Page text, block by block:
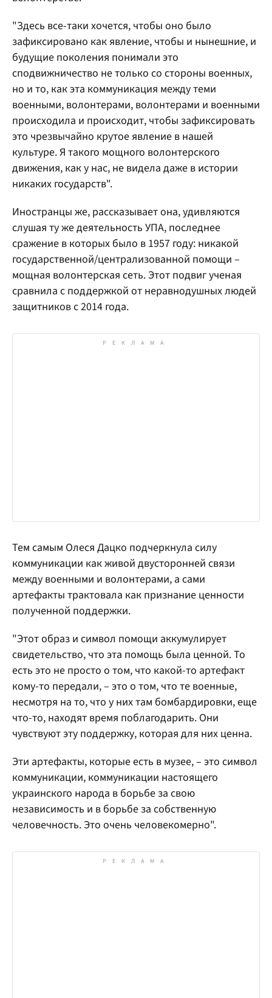
"Здесь все-таки хочется, чтобы оно было
зафиксировано как явление, чтобы и нынешние, и
будущие поколения понимали это
сподвижничество не только со стороны военных,
но и то, как эта коммуникация между теми
военными, волонтерами, волонтерами и военными
происходила и происходит, чтобы зафиксировать
это чрезвычайно крутое явление в нашей
культуре. Я такого мощного волонтерского
движения, как у нас, не видела даже в истории
никаких государств".
Иностранцы же, рассказывает она, удивляются
слушая ту же деятельность УПА, последнее
сражение в которых было в 1957 году: никакой
государственной/централизованной помощи –
мощная волонтерская сеть. Этот подвиг ученая
сравнила с поддержкой от неравнодушных людей
защитников с 2014 года.
Тем самым Олеся Дацко подчеркнула силу
коммуникации как живой двусторонней связи
между военными и волонтерами, а сами
артефакты трактовала как признание ценности
полученной поддержки.
"Этот образ и символ помощи аккумулирует
свидетельство, что эта помощь была ценной. То
есть это не просто о том, что какой-то артефакт
кому-то передали, – это о том, что те военные,
несмотря на то, что у них там бомбардировки, еще
что-то, находят время поблагодарить. Они
чувствуют эту поддержку, которая для них ценна.
Эти артефакты, которые есть в музее, – это символ
коммуникации, коммуникации настоящего
украинского народа в борьбе за свою
независимость и в борьбе за собственную
человечность. Это очень человекомерно".